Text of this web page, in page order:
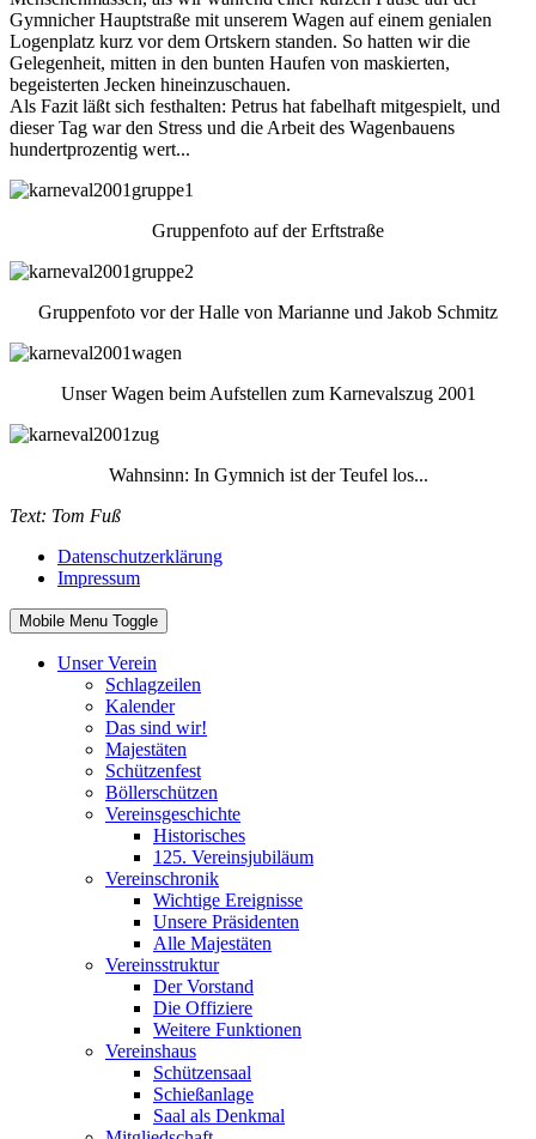
Gymnicher Hauptstraße mit unserem Wagen auf einem genialen
Logenplatz kurz vor dem Ortskern standen. So hatten wir die
Gelegenheit, mitten in den bunten Haufen von maskierten,
begeisterten Jecken hineinzuschauen.
Als Fazit läßt sich festhalten: Petrus hat fabelhaft mitgespielt, und
dieser Tag war den Stress und die Arbeit des Wagenbauens
hundertprozentig wert...
Gruppenfoto auf der Erftstraße
Gruppenfoto vor der Halle von Marianne und Jakob Schmitz
Unser Wagen beim Aufstellen zum Karnevalszug 2001
Wahnsinn: In Gymnich ist der Teufel los...
Text: Tom Fuß
Datenschutzerklärung
Impressum
Mobile Menu Toggle
Unser Verein
Schlagzeilen
Kalender
Das sind wir!
Majestäten
Schützenfest
Böllerschützen
Vereinsgeschichte
Historisches
125. Vereinsjubiläum
Vereinschronik
Wichtige Ereignisse
Unsere Präsidenten
Alle Majestäten
Vereinsstruktur
Der Vorstand
Die Offiziere
Weitere Funktionen
Vereinshaus
Schützensaal
Schießanlage
Saal als Denkmal